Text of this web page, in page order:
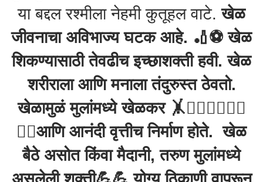
या बद्दल रश्मीला नेहमी कुतूहल वाटे.खेळ
जीवनाचा अविभाज्य घटक आहे. 🏏⚽️ खेळ
शिकण्यासाठी तेवढीच इच्छाशक्ती हवी. खेळ
शरीराला आणि मनाला तंदुरुस्त ठेवतो.
खेळामुळं मुलांमध्ये खेळकर 🤸🤸‍♂️⛹️‍♂️⛹️‍♀️
🤾‍♀️आणि आनंदी वृत्तीच निर्माण होते. खेळ
बैठे असोत किंवा मैदानी, तरुण मुलांमध्ये